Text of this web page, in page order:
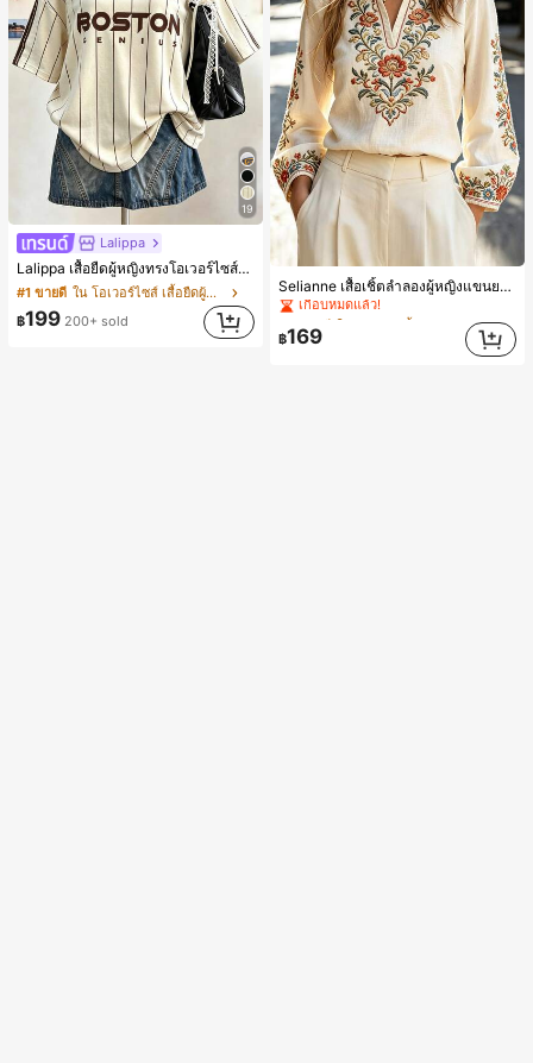
19
Lalippa
Lalippa เสื้อยืดผู้หญิงทรงโอเวอร์ไซส์ความยาวกลาง คอกลม ไหล่ตก ลายพิมพ์ตัวอักษรและลายทางแนวตั้ง สไตล์แฟชั่นมินิมอล ของขวัญให้เพื่อน
#1 ขายดี
ใน โอเวอร์ไซส์ เสื้อยืดผู้หญิง
฿199 200+ sold
Selianne เสื้อเชิ้ตลำลองผู้หญิงแขนยาว คอวีเว้า ลายดอกไม้
#2 ขายดี ใน งานปัก เสื้อทำงาน
เกือบหมดแล้ว!
#2 ขายดี ใน งานปัก เสื้อทำงาน
เกือบหมดแล้ว!
#2 ขายดี ใน งานปัก เสื้อทำงาน
เกือบหมดแล้ว!
฿169